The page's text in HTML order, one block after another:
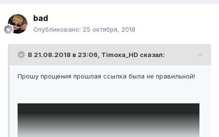
bad
Опубликовано: 25 октября, 2018
В 21.08.2018 в 23:06, Timoxa_HD сказал:
Прошу прощения прошлая ссылка была не правильной!